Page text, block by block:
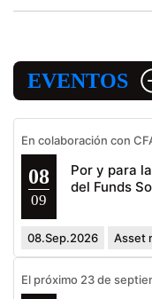
EVENTOS
En colaboración con
08
09
Por y para
del Funds
08.Sep.2026 Asset
El próximo 23 de